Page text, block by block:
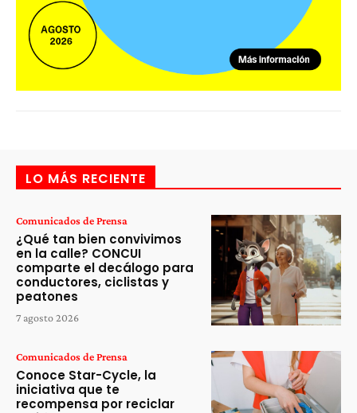
LO MÁS RECIENTE
Comunicados de Prensa
¿Qué tan bien convivimos
en la calle? CONCUI
comparte el decálogo para
conductores, ciclistas y
peatones
7 agosto 2026
Comunicados de Prensa
Conoce Star-Cycle, la
iniciativa que te
recompensa por reciclar